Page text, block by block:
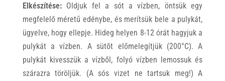
Elkészítése: Oldjuk fel a sót a vízben, öntsük egy
megfelelő méretű edénybe, és merítsük bele a pulykát,
ügyelve, hogy ellepje. Hideg helyen 8-12 órát hagyjuk a
pulykát a vízben. A sütőt előmelegítjük (200°C). A
pulykát kivesszük a vízből, folyó vízben lemossuk és
szárazra töröljük. (A sós vizet ne tartsuk meg!) A